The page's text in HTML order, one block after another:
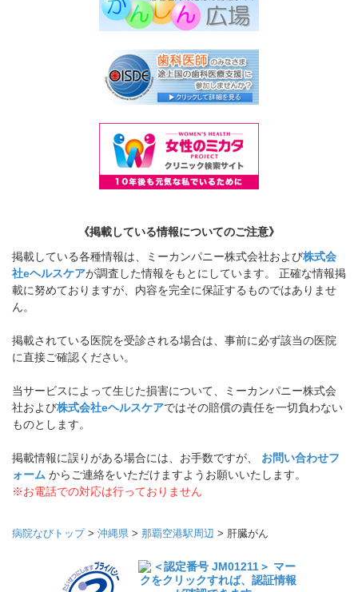
《掲載している情報についてのご注意》
掲載している各種情報は、ミーカンパニー株式会社および株式会
社eヘルスケアが調査した情報をもとにしています。 正確な情報掲
載に努めておりますが、内容を完全に保証するものではありませ
ん。
掲載されている医院を受診される場合は、事前に必ず該当の医院
に直接ご確認ください。
当サービスによって生じた損害について、ミーカンパニー株式会
社および株式会社eヘルスケアではその賠償の責任を一切負わない
ものとします。
掲載情報に誤りがある場合には、お手数ですが、 お問い合わせフ
ォーム からご連絡をいただけますようお願いいたします。
※お電話での対応は行っておりません
病院なびトップ> 沖縄県 > 那覇空港駅周辺 > 肝臓がん